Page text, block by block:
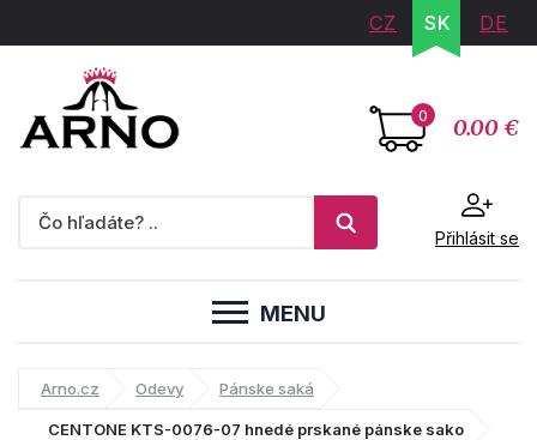
CZ SK DE
0 0.00 €
Přihlásit se
MENU
Arno.cz Odevy Pánske saká
CENTONE KTS-0076-07 hnedé prskané pánske sako